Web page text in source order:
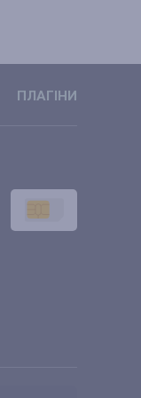
ПЛАГІНИ